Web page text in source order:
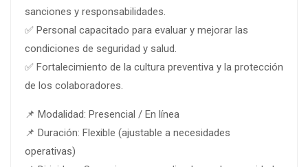
sanciones y responsabilidades.
✅ Personal capacitado para evaluar y mejorar las
condiciones de seguridad y salud.
✅ Fortalecimiento de la cultura preventiva y la protección
de los colaboradores.
📌 Modalidad: Presencial / En línea
📌 Duración: Flexible (ajustable a necesidades
operativas)